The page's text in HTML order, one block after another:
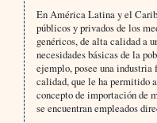
En América Latina y el
públicos y privados de los
genéricos, de alta calidad a
necesidades básicas de la
ejemplo, posee una
calidad, que le ha permitido
concepto de importación de
se encuentran empleados